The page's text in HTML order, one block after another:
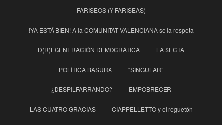
FARISEOS (Y FARISEAS)
!YA ESTÁ BIEN! A la COMUNITAT VALENCIANA se la respeta
D(R)EGENERACIÓN DEMOCRÁTICA LA SECTA
POLÍTICA BASURA “SINGULAR”
¿DESPILFARRANDO? EMPOBRECER
LAS CUATRO GRACIAS CIAPPELLETTO y el reguetón